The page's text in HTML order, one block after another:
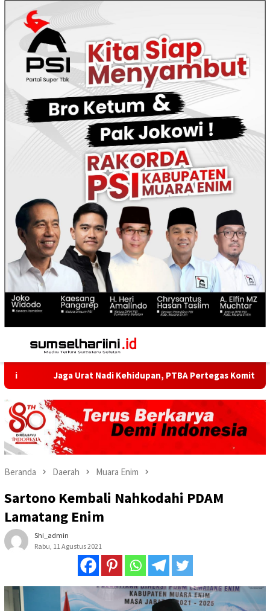
Menu
Mobile
Jaga Urat Nadi Kehidupan, PTBA Pertegas Komitmen
Beranda Daerah Muara Enim
Sartono Kembali Nahkodahi PDAM
Lamatang Enim
Shi_admin
Rabu, 11 Agustus 2021